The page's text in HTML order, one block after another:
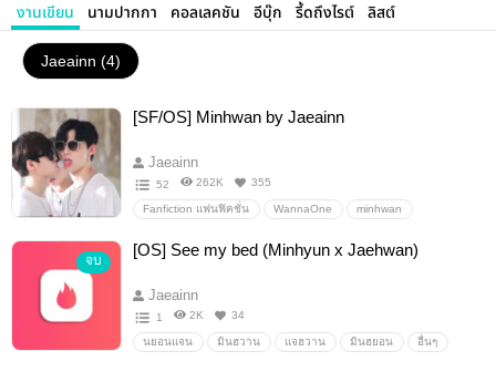
งานเขียน นามปากกา คอลเลคชัน อีบุ๊ก รี้ดถึงไรต์ ลิสต์
Jaeainn (4)
[SF/OS] Minhwan by Jaeainn
Jaeainn
52 262K 355
Fanfiction แฟนฟิคชั่น WannaOne minhwan
จบ
[OS] See my bed (Minhyun x Jaehwan)
Jaeainn
1 2K 34
นยอนแจน มินฮวาน แจฮวาน มินฮยอน อื่นๆ